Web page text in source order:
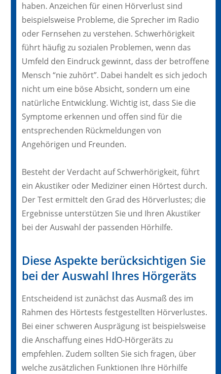
haben. Anzeichen für einen Hörverlust sind
beispielsweise Probleme, die Sprecher im Radio
oder Fernsehen zu verstehen. Schwerhörigkeit
führt häufig zu sozialen Problemen, wenn das
Umfeld den Eindruck gewinnt, dass der betroffene
Mensch “nie zuhört”. Dabei handelt es sich jedoch
nicht um eine böse Absicht, sondern um eine
natürliche Entwicklung. Wichtig ist, dass Sie die
Symptome erkennen und offen sind für die
entsprechenden Rückmeldungen von
Angehörigen und Freunden.
Besteht der Verdacht auf Schwerhörigkeit, führt
ein Akustiker oder Mediziner einen Hörtest durch.
Der Test ermittelt den Grad des Hörverlustes; die
Ergebnisse unterstützen Sie und Ihren Akustiker
bei der Auswahl der passenden Hörhilfe.
Diese Aspekte berücksichtigen Sie
bei der Auswahl Ihres Hörgeräts
Entscheidend ist zunächst das Ausmaß des im
Rahmen des Hörtests festgestellten Hörverlustes.
Bei einer schweren Ausprägung ist beispielsweise
die Anschaffung eines HdO-Hörgeräts zu
empfehlen. Zudem sollten Sie sich fragen, über
welche zusätzlichen Funktionen Ihre Hörhilfe